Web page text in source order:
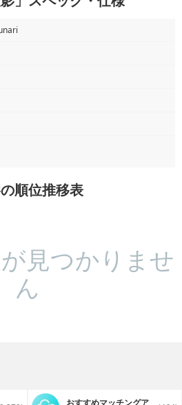
順位推移表
見つかりませ
ん
おすすめマッチングア